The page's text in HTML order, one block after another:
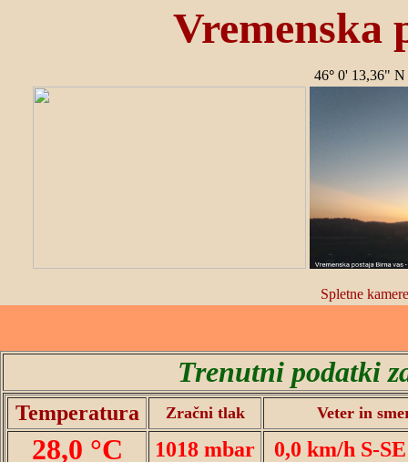
Vremenska
46° 0' 13,36" N
Spletne
Trenutni podatki
Temperatura Zračni tlak Veter in
28,0 °C 1018 mbar 0,0 km/h S-